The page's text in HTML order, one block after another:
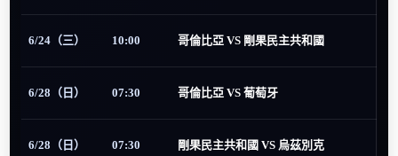
6/24（三） 10:00 哥倫比亞 VS 剛果民主共和國
6/28（日） 07:30 哥倫比亞 VS 葡萄牙
6/28（日） 07:30 剛果民主共和國 VS 烏茲別克